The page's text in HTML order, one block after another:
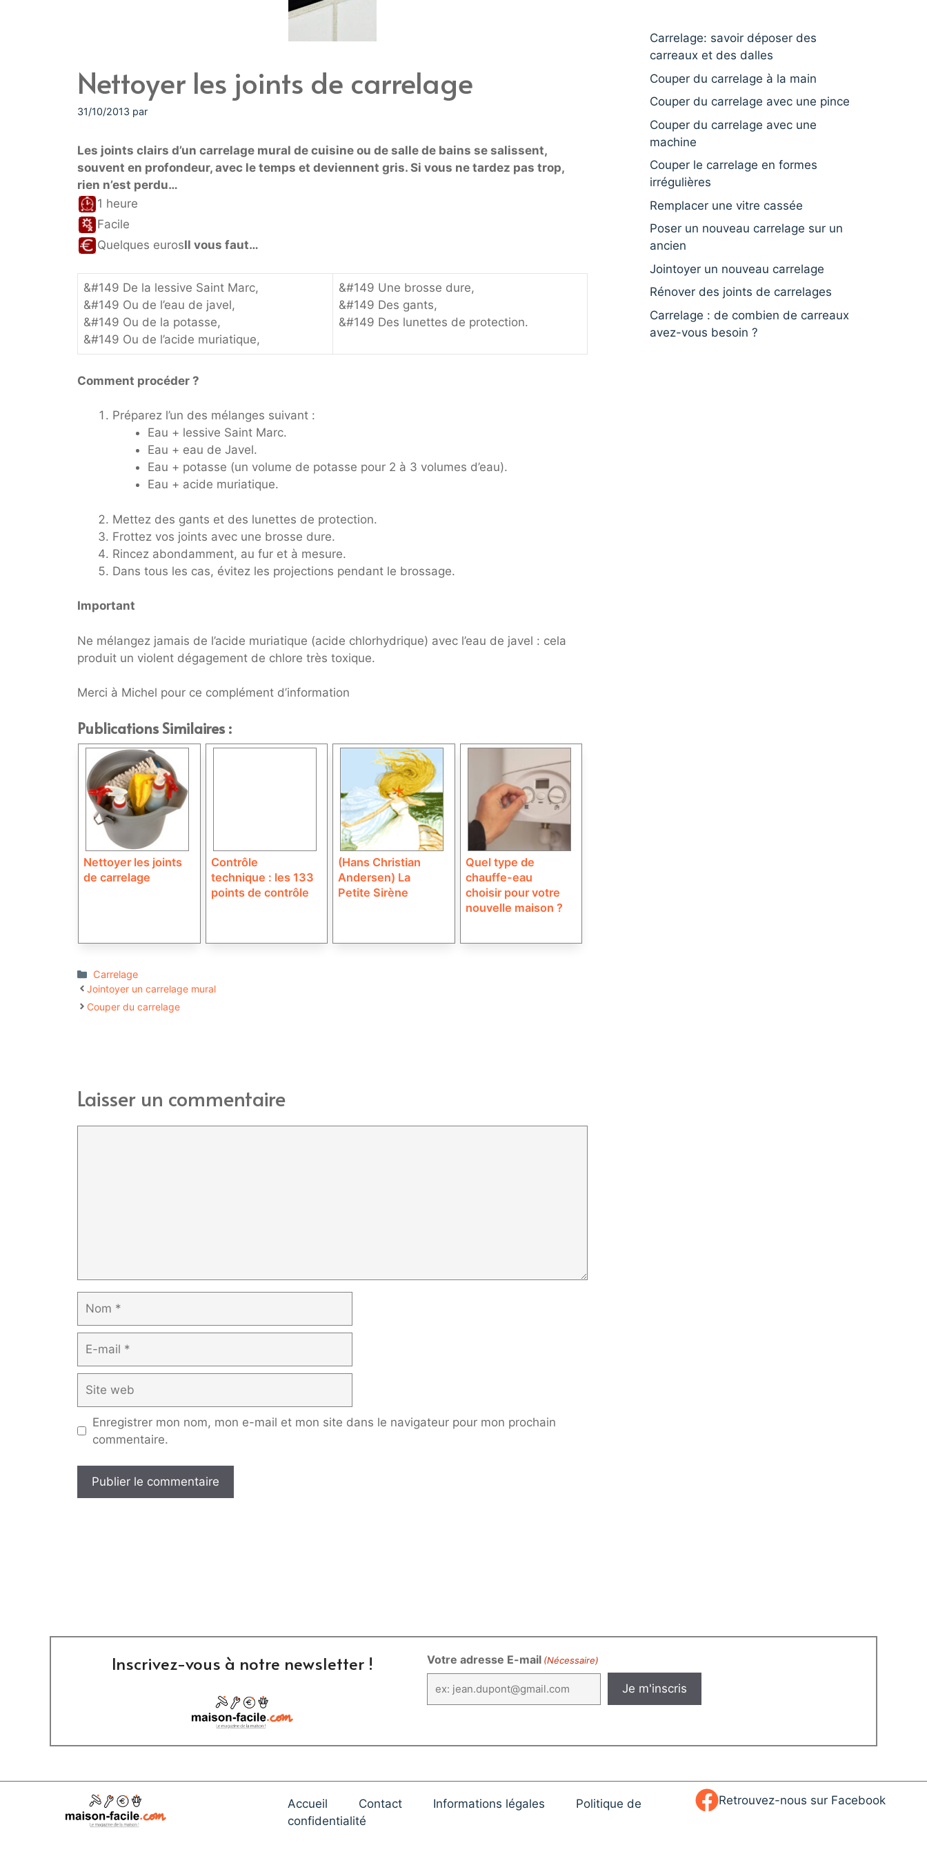
Nettoyer les joints de carrelage
31/10/2013 par
Les joints clairs d’un carrelage mural de cuisine ou de salle de bains se salissent,
souvent en profondeur, avec le temps et deviennent gris. Si vous ne tardez pas trop,
rien n’est perdu…
1 heure
Facile
Quelques eurosIl vous faut…
&#149 De la lessive Saint Marc,
&#149 Ou de l’eau de javel,
&#149 Ou de la potasse,
&#149 Ou de l’acide muriatique,
&#149 Une brosse dure,
&#149 Des gants,
&#149 Des lunettes de protection.
Comment procéder ?
Préparez l’un des mélanges suivant :
Eau + lessive Saint Marc.
Eau + eau de Javel.
Eau + potasse (un volume de potasse pour 2 à 3 volumes d’eau).
Eau + acide muriatique.
Mettez des gants et des lunettes de protection.
Frottez vos joints avec une brosse dure.
Rincez abondamment, au fur et à mesure.
Dans tous les cas, évitez les projections pendant le brossage.
Important
Ne mélangez jamais de l’acide muriatique (acide chlorhydrique) avec l’eau de javel : cela
produit un violent dégagement de chlore très toxique.
Merci à Michel pour ce complément d’information
Publications Similaires :
Nettoyer les joints
de carrelage
Contrôle
technique : les 133
points de contrôle
(Hans Christian
Andersen) La
Petite Sirène
Quel type de
chauffe-eau
choisir pour votre
nouvelle maison ?
Catégories
Carrelage
Jointoyer un carrelage mural
Couper du carrelage
Laisser un commentaire
mail
web
Enregistrer mon nom, mon e-mail et mon site dans le navigateur pour mon prochain
commentaire.
Carrelage: savoir déposer des
carreaux et des dalles
Couper du carrelage à la main
Couper du carrelage avec une pince
Couper du carrelage avec une
machine
Couper le carrelage en formes
irrégulières
Remplacer une vitre cassée
Poser un nouveau carrelage sur un
ancien
Jointoyer un nouveau carrelage
Rénover des joints de carrelages
Carrelage : de combien de carreaux
avez-vous besoin ?
Inscrivez-vous à notre newsletter ! Votre adresse E-mail (Nécessaire)
Accueil Contact Informations légales
Politique de
confidentialité
Retrouvez-nous sur Facebook